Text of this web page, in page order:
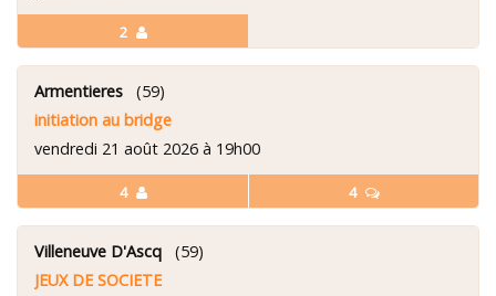
2
4 4
Armentieres (59)
initiation au bridge
vendredi 21 août 2026 à 19h00
Villeneuve D'Ascq (59)
JEUX DE SOCIETE